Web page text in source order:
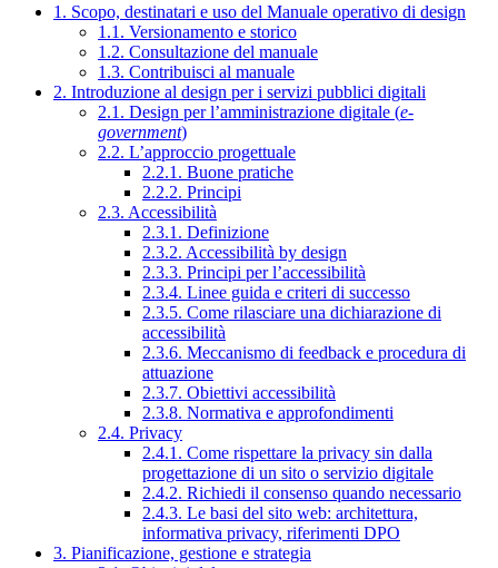
1. Scopo, destinatari e uso del Manuale operativo di design
1.1. Versionamento e storico
1.2. Consultazione del manuale
1.3. Contribuisci al manuale
2. Introduzione al design per i servizi pubblici digitali
2.1. Design per l’amministrazione digitale (e-
government)
2.2. L’approccio progettuale
2.2.1. Buone pratiche
2.2.2. Principi
2.3. Accessibilità
2.3.1. Definizione
2.3.2. Accessibilità by design
2.3.3. Principi per l’accessibilità
2.3.4. Linee guida e criteri di successo
2.3.5. Come rilasciare una dichiarazione di
accessibilità
2.3.6. Meccanismo di feedback e procedura di
attuazione
2.3.7. Obiettivi accessibilità
2.3.8. Normativa e approfondimenti
2.4. Privacy
2.4.1. Come rispettare la privacy sin dalla
progettazione di un sito o servizio digitale
2.4.2. Richiedi il consenso quando necessario
2.4.3. Le basi del sito web: architettura,
informativa privacy, riferimenti DPO
3. Pianificazione, gestione e strategia